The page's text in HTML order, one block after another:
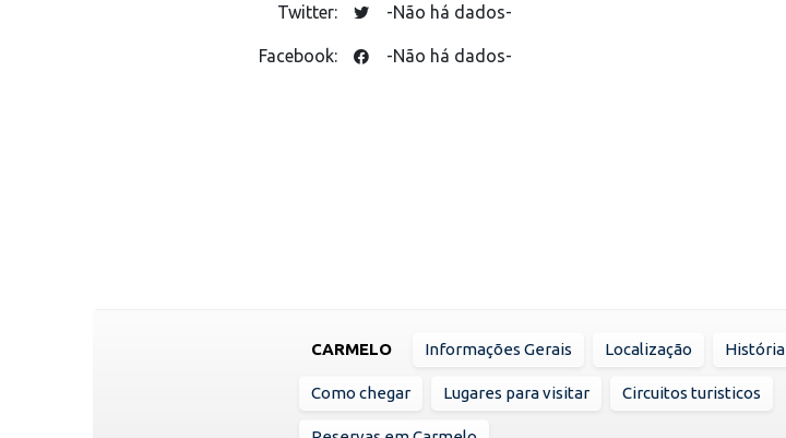
Twitter: -Não há dados-
Facebook: -Não há dados-
CARMELO Informações Gerais Localização História
Como chegar Lugares para visitar Circuitos turisticos